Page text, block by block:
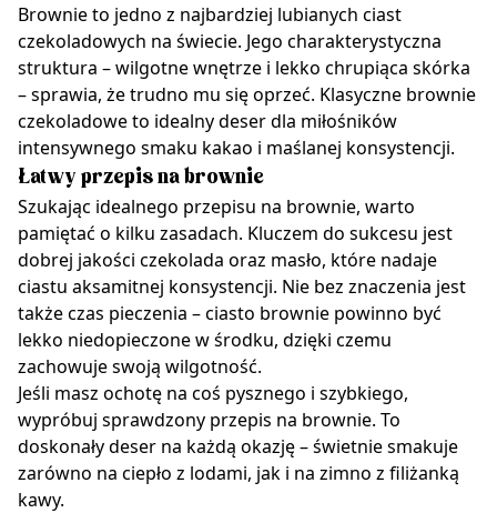
Brownie to jedno z najbardziej lubianych ciast
czekoladowych na świecie. Jego charakterystyczna
struktura – wilgotne wnętrze i lekko chrupiąca skórka
– sprawia, że trudno mu się oprzeć. Klasyczne brownie
czekoladowe to idealny deser dla miłośników
intensywnego smaku kakao i maślanej konsystencji.
Łatwy przepis na brownie
Szukając idealnego przepisu na brownie, warto
pamiętać o kilku zasadach. Kluczem do sukcesu jest
dobrej jakości czekolada oraz masło, które nadaje
ciastu aksamitnej konsystencji. Nie bez znaczenia jest
także czas pieczenia – ciasto brownie powinno być
lekko niedopieczone w środku, dzięki czemu
zachowuje swoją wilgotność.
Jeśli masz ochotę na coś pysznego i szybkiego,
wypróbuj sprawdzony przepis na brownie. To
doskonały deser na każdą okazję – świetnie smakuje
zarówno na ciepło z lodami, jak i na zimno z filiżanką
kawy.